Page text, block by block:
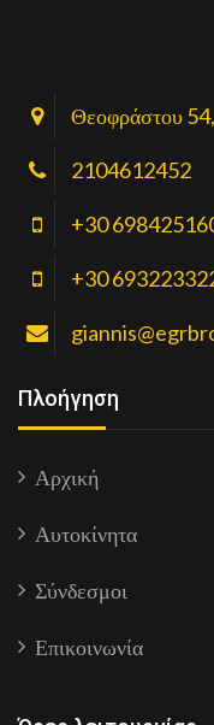
Θεοφράστου
2104612452
+30
+30
Πλοήγηση
Αρχική
Αυτοκίνητα
Σύνδεσμοι
Επικοινωνία